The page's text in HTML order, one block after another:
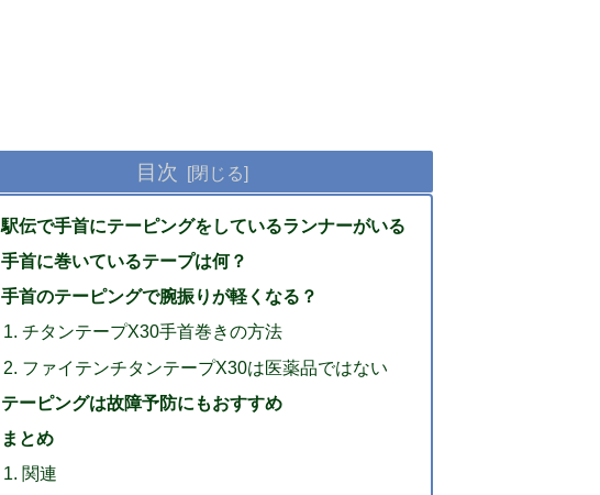
目次
駅伝で手首にテーピングをしているランナーがいる
手首に巻いているテープは何？
手首のテーピングで腕振りが軽くなる？
チタンテープX30手首巻きの方法
ファイテンチタンテープX30は医薬品ではない
テーピングは故障予防にもおすすめ
まとめ
関連